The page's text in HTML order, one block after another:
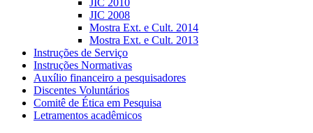
JIC 2010
JIC 2008
Mostra Ext. e Cult. 2014
Mostra Ext. e Cult. 2013
Instruções de Serviço
Instruções Normativas
Auxílio financeiro a pesquisadores
Discentes Voluntários
Comitê de Ética em Pesquisa
Letramentos acadêmicos